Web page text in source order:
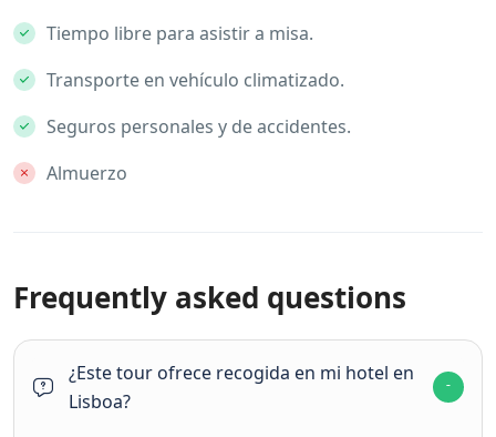
Tiempo libre para asistir a misa.
Transporte en vehículo climatizado.
Seguros personales y de accidentes.
Almuerzo
Frequently asked questions
¿Este tour ofrece recogida en mi hotel en
Lisboa?